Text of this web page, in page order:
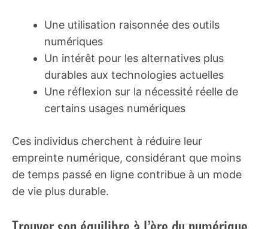
Une utilisation raisonnée des outils
numériques
Un intérêt pour les alternatives plus
durables aux technologies actuelles
Une réflexion sur la nécessité réelle de
certains usages numériques
Ces individus cherchent à réduire leur
empreinte numérique, considérant que moins
de temps passé en ligne contribue à un mode
de vie plus durable.